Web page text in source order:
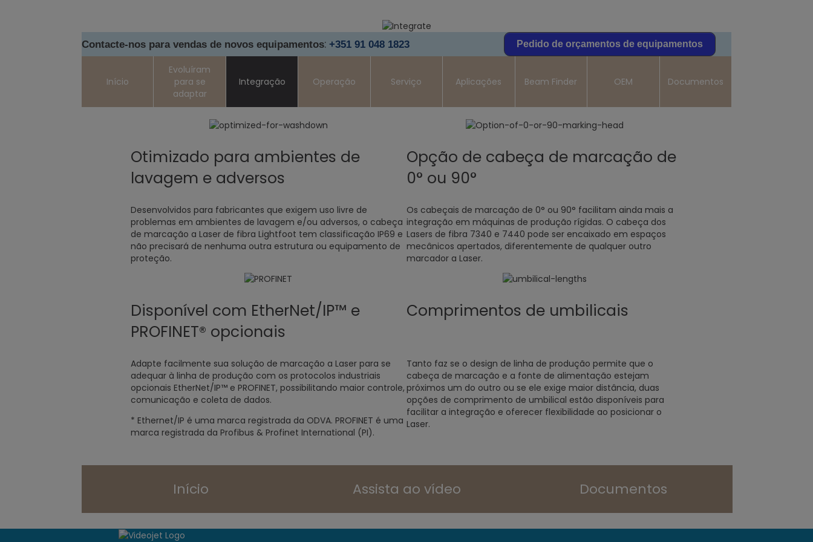
Contacte-nos para vendas de novos equipamentos: +351 91 048 1823 Pedido de orçamentos de equipamentos
Início
Evoluíram
para se
adaptar
Integração Operação Serviço Aplicações Beam Finder OEM Documentos
Otimizado para ambientes de
lavagem e adversos
Desenvolvidos para fabricantes que exigem uso livre de
problemas em ambientes de lavagem e/ou adversos, o cabeça
de marcação a Laser de fibra Lightfoot tem classificação IP69 e
não precisará de nenhuma outra estrutura ou equipamento de
proteção.
Disponível com EtherNet/IP™ e
PROFINET® opcionais
Adapte facilmente sua solução de marcação a Laser para se
adequar à linha de produção com os protocolos industriais
opcionais EtherNet/IP™ e PROFINET, possibilitando maior controle,
comunicação e coleta de dados.
* Ethernet/IP é uma marca registrada da ODVA. PROFINET é uma
marca registrada da Profibus & Profinet International (PI).
Opção de cabeça de marcação de
0° ou 90°
Os cabeçais de marcação de 0° ou 90° facilitam ainda mais a
integração em máquinas de produção rígidas. O cabeça dos
Lasers de fibra 7340 e 7440 pode ser encaixado em espaços
mecânicos apertados, diferentemente de qualquer outro
marcador a Laser.
Comprimentos de umbilicais
Tanto faz se o design de linha de produção permite que o
cabeça de marcação e a fonte de alimentação estejam
próximos um do outro ou se ele exige maior distância, duas
opções de comprimento de umbilical estão disponíveis para
facilitar a integração e oferecer flexibilidade ao posicionar o
Laser.
Início Assista ao vídeo Documentos